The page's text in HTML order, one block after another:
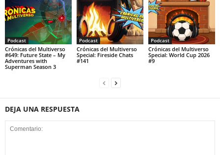
Podcast
Crónicas del Multiverso
#649: Future State – My
Adventures with
Superman Season 3
Podcast
Crónicas del Multiverso
Special: Fireside Chats
#141
Podcast
Crónicas del Multiverso
Special: World Cup 2026
#9
DEJA UNA RESPUESTA